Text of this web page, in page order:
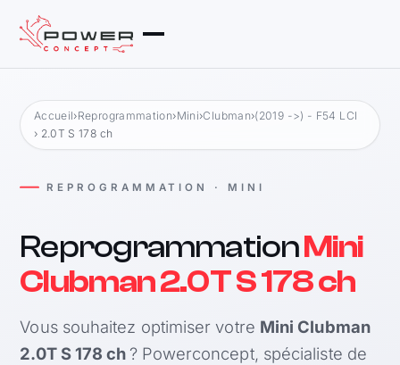
Accueil›Reprogrammation›Mini›Clubman›(2019 ->) - F54 LCI
› 2.0T S 178 ch
REPROGRAMMATION · MINI
ReprogrammationMini
Clubman 2.0T S 178 ch
Vous souhaitez optimiser votre Mini Clubman
2.0T S 178 ch ? Powerconcept, spécialiste de